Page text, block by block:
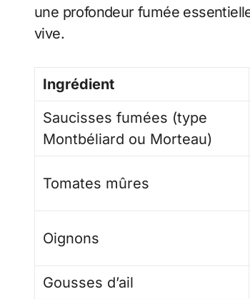
une profondeur fumée
vive.
Ingrédient
Saucisses fumées (type
Montbéliard ou Morteau)
Tomates mûres
Oignons
Gousses d’ail